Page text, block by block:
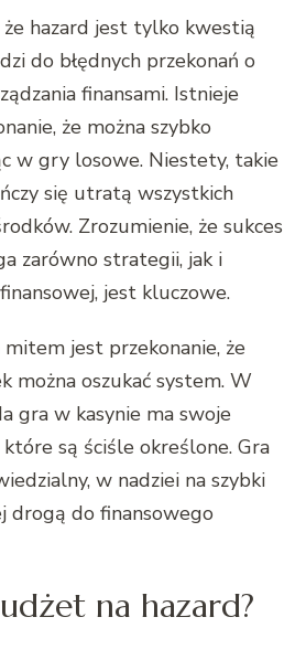
hazard jest tylko kwestią
do błędnych przekonań o
finansami. Istnieje
że można szybko
w gry losowe. Niestety, takie
się utratą wszystkich
Zrozumienie, że sukces
zarówno strategii, jak i
jest kluczowe.
jest przekonanie, że
można oszukać system. W
gra w kasynie ma swoje
które są ściśle określone. Gra
w nadziei na szybki
drogą do finansowego
na hazard?